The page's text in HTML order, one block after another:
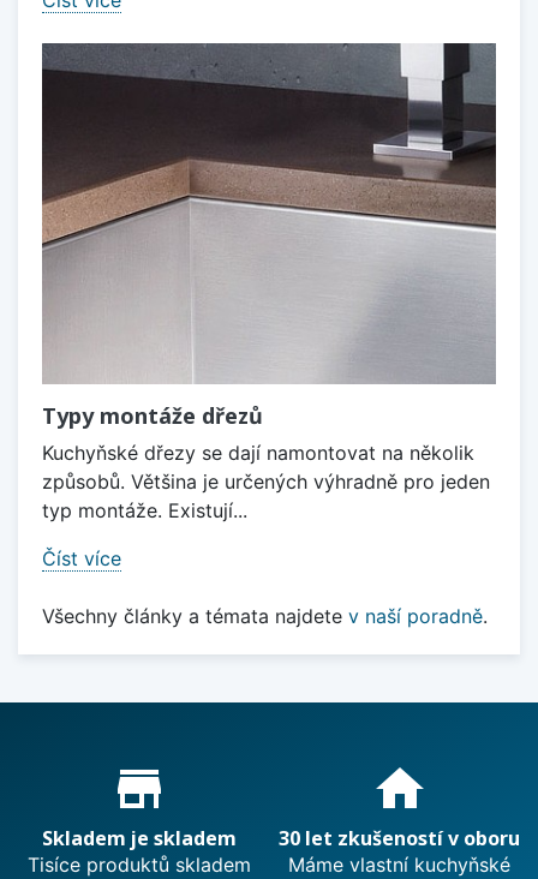
Typy montáže dřezů
Kuchyňské dřezy se dají namontovat na několik
způsobů. Většina je určených výhradně pro jeden
typ montáže. Existují...
Číst více
Všechny články a témata najdete v naší poradně.
Proč nakupovat u nás?
store_mall_directory
Skladem je skladem
Tisíce produktů skladem
home
30 let zkušeností v oboru
Máme vlastní kuchyňské